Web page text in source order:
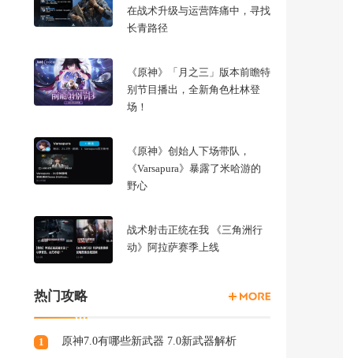
在战术升级与运营阵痛中，寻找
长青路径
《原神》「月之三」版本前瞻特
别节目播出，全新角色杜林登
场！
《原神》创始人下场带队，
《Varsapura》暴露了米哈游的
野心
战术射击正统在我 《三角洲行
动》阿拉萨赛季上线
热门攻略
1 原神7.0有哪些新武器 7.0新武器解析